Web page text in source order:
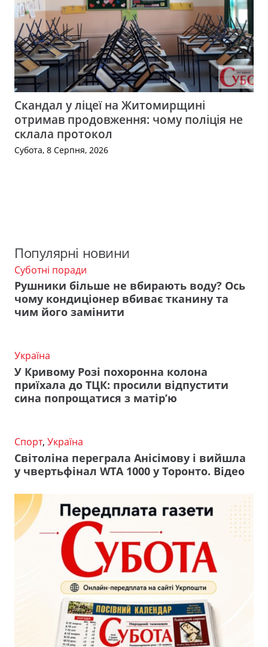
Скандал у ліцеї на Житомирщині
отримав продовження: чому поліція не
склала протокол
Субота, 8 Серпня, 2026
Популярні новини
Суботні поради
Рушники більше не вбирають воду? Ось
чому кондиціонер вбиває тканину та
чим його замінити
Україна
У Кривому Розі похоронна колона
приїхала до ТЦК: просили відпустити
сина попрощатися з матір’ю
Спорт, Україна
Світоліна переграла Анісімову і вийшла
у чвертьфінал WTA 1000 у Торонто. Відео